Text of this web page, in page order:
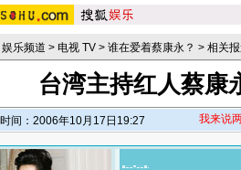
娱乐频道 > 电视 TV > 谁在爱着蔡康永？ > 相关
台湾主持红人蔡康
时间：2006年10月17日19:27 我来说